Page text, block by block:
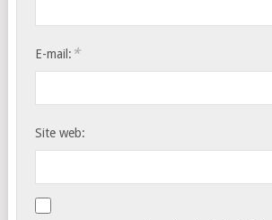
E-mail: *
Site web: